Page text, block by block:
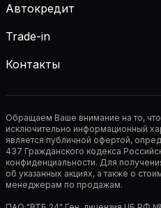
Автокредит
Trade-in
Контакты
Обращаем Ваше внимание на то, что
исключительно информационный
является публичной офертой,
437 Гражданского кодекса
конфиденциальности. Для
об указанных акциях, а также о
менеджерам по продажам.